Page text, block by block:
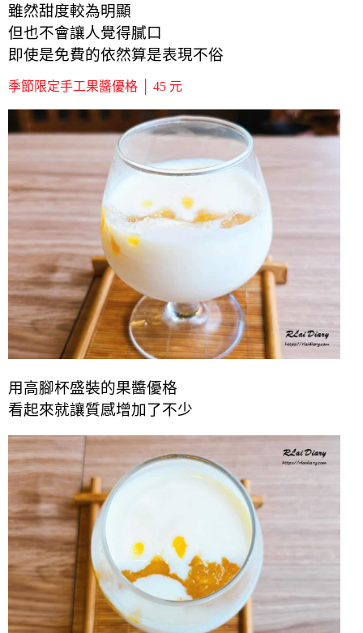
雖然甜度較為明顯
但也不會讓人覺得膩口
即使是免費的依然算是表現不俗
季節限定手工果醬優格 │ 45 元
用高腳杯盛裝的果醬優格
看起來就讓質感增加了不少